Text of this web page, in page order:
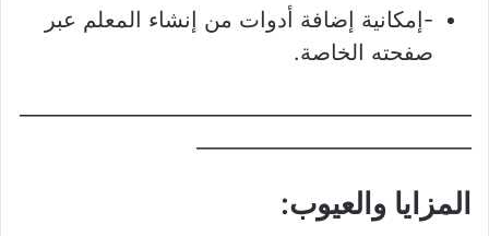
-إمكانية إضافة أدوات من إنشاء المعلم عبر
صفحته الخاصة.
المزايا والعيوب: